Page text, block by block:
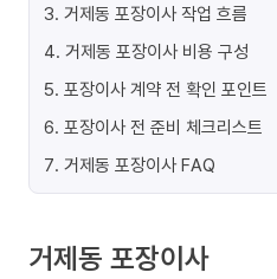
3. 거제동 포장이사 작업 흐름
4. 거제동 포장이사 비용 구성
5. 포장이사 계약 전 확인 포인트
6. 포장이사 전 준비 체크리스트
7. 거제동 포장이사 FAQ
거제동 포장이사